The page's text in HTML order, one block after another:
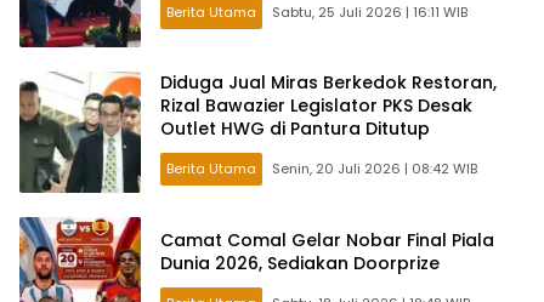
Berita Utama Sabtu, 25 Juli 2026 | 16:11 WIB
Diduga Jual Miras Berkedok Restoran,
Rizal Bawazier Legislator PKS Desak
Outlet HWG di Pantura Ditutup
Berita Utama Senin, 20 Juli 2026 | 08:42 WIB
Camat Comal Gelar Nobar Final Piala
Dunia 2026, Sediakan Doorprize